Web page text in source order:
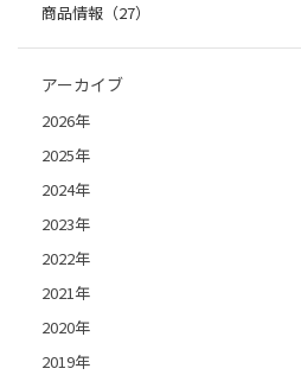
商品情報（27）
アーカイブ
2026年
2025年
2024年
2023年
2022年
2021年
2020年
2019年